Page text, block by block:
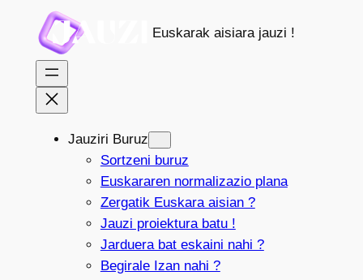
edukira
Euskarak aisiara jauzi !
Jauziri Buruz
Sortzeni buruz
Euskararen normalizazio plana
Zergatik Euskara aisian ?
Jauzi proiektura batu !
Jarduera bat eskaini nahi ?
Begirale Izan nahi ?